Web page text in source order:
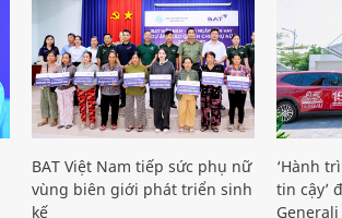
BAT Việt Nam tiếp sức phụ nữ
vùng biên giới phát triển sinh
kế
‘Hành
tin cậy’